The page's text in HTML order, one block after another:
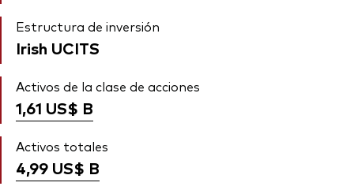
Estructura de inversión
Irish UCITS
Activos de la clase de acciones
1,61 US$ B
Activos totales
4,99 US$ B